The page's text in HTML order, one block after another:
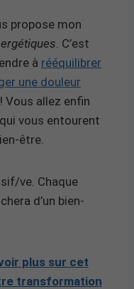
propose mon
. C’est
à rééquilibrer
une douleur
! Vous allez enfin
vous entourent
être.
ve. Chaque
d’un bien-
plus sur cet
transformation